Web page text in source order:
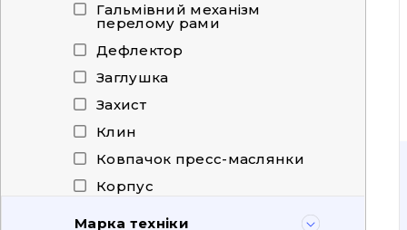
Гальмівний механізм
перелому рами
Дефлектор
Заглушка
Захист
Клин
Ковпачок пресс-маслянки
Корпус
Марка техніки